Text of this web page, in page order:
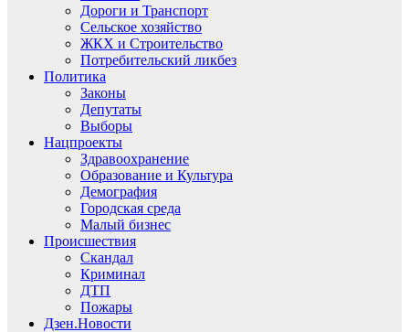
Дороги и Транспорт
Сельское хозяйство
ЖКХ и Строительство
Потребительский ликбез
Политика
Законы
Депутаты
Выборы
Нацпроекты
Здравоохранение
Образование и Культура
Демография
Городская среда
Малый бизнес
Происшествия
Скандал
Криминал
ДТП
Пожары
Дзен.Новости